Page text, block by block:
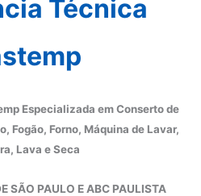
Técnica
Especializada em Conserto de
Fogão, Forno, Máquina de Lavar,
Lava e Seca
SÃO PAULO E ABC PAULISTA